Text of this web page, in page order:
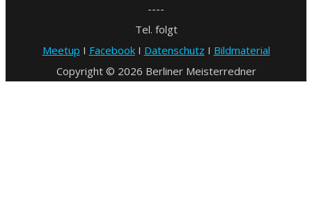
----
Tel. folgt
Meetup I FacebookI Datenschutz I Bildmaterial
Copyright © 2026 Berliner Meisterredner